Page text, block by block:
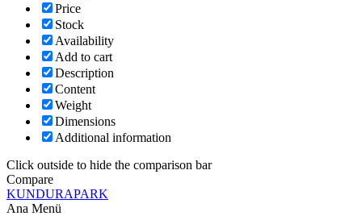
Price
Stock
Availability
Add to cart
Description
Content
Weight
Dimensions
Additional information
Click outside to hide the comparison bar
Compare
KUNDURAPARK
Ana Menü